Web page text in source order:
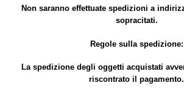
Non saranno effettuate spedizioni a
sopracitati.
Regole sulla spedizione:
La spedizione degli oggetti acquistati
riscontrato il pagamento.